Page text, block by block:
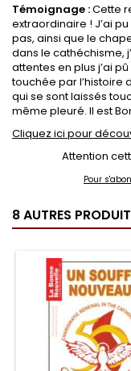
Témoignage :Cette
extraordinaire ! J’ai
pas, ainsi que le
dans le cathéchisme,
attentes en plus j’ai
touchée par l’histoire
qui se sont laissés
même pleuré. Il est
Cliquez ici pour
Attention
Pour
8 AUTRES